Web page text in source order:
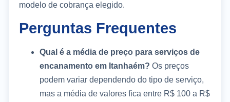
modelo de cobrança elegido.
Perguntas Frequentes
Qual é a média de preço para serviços de
encanamento em Itanhaém? Os preços
podem variar dependendo do tipo de serviço,
mas a média de valores fica entre R$ 100 a R$